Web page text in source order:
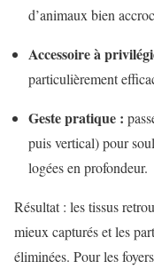
d’animaux bien
Accessoire à
particulièrement
Geste pratique :
puis vertical) pour
logées en profondeur.
Résultat : les tissus
mieux capturés et les
éliminées. Pour les